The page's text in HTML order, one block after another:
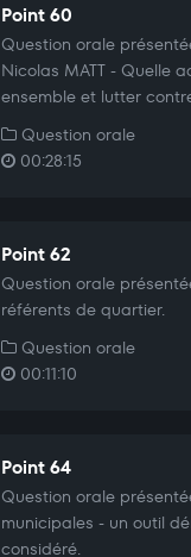
Point 60
Question orale
Nicolas MATT - Quelle
ensemble et lutter
Question orale
00:28:15
Point 62
Question orale
référents de quartier.
Question orale
00:11:10
Point 64
Question orale
municipales - un outil
considéré.